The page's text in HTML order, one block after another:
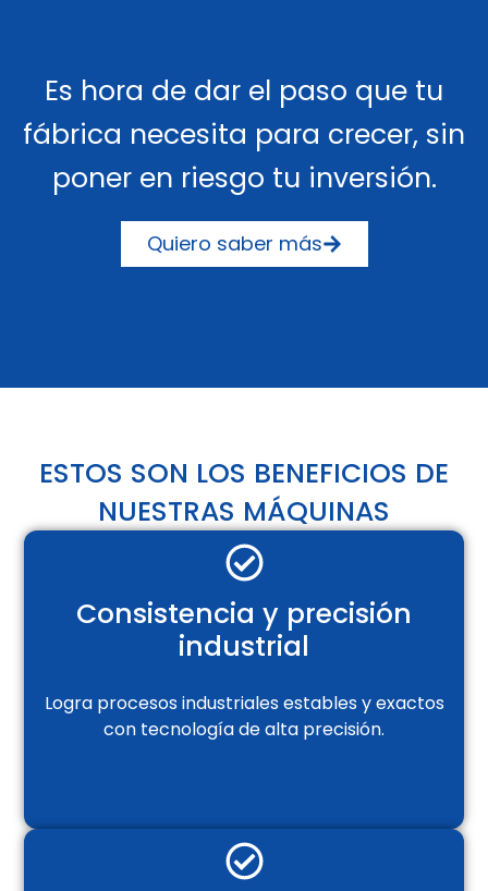
Es hora de dar el paso que tu
fábrica necesita para crecer, sin
poner en riesgo tu inversión.
Quiero saber más
ESTOS SON LOS BENEFICIOS DE
NUESTRAS MÁQUINAS
Consistencia y precisión
industrial
Logra procesos industriales estables y exactos
con tecnología de alta precisión.